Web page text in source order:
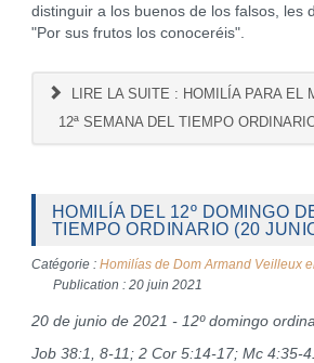
distinguir a los buenos de los falsos, les
"Por sus frutos los conoceréis".
LIRE LA SUITE : HOMILÍA PARA EL
12ª SEMANA DEL TIEMPO
HOMILÍA DEL 12º DOMINGO
TIEMPO ORDINARIO (20
Catégorie : Homilías de Dom Armand Veilleux
Publication : 20 juin 2021
20 de junio de 2021 - 12º domingo
Job 38:1, 8-11; 2 Cor 5:14-17; Mc 4:35-